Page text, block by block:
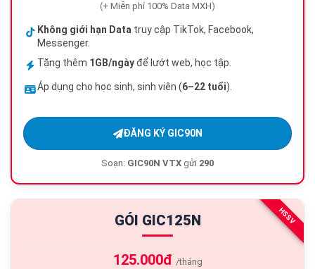
(+ Miễn phí 100% Data MXH)
Không giới hạn Data truy cập TikTok, Facebook,
Messenger.
Tặng thêm 1GB/ngàyđể lướt web, học tập.
Áp dụng cho học sinh, sinh viên (6–22 tuổi).
ĐĂNG KÝ GIC90N
Soạn: GIC90N VTX gửi 290
HSSV
GÓI GIC125N
125.000đ /tháng